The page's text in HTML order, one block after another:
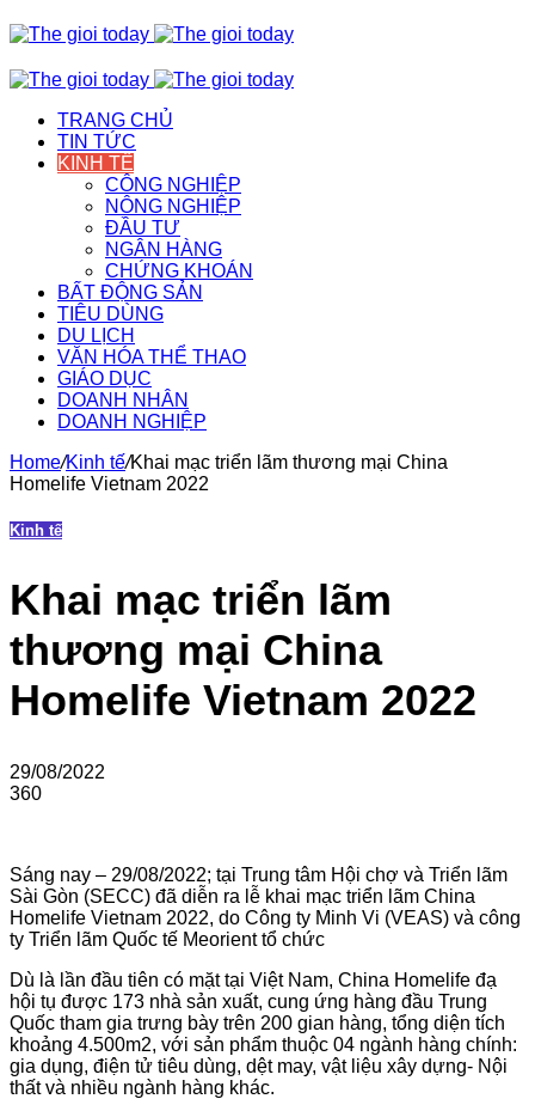
TRANG CHỦ
TIN TỨC
KINH TẾ
CÔNG NGHIỆP
NÔNG NGHIỆP
ĐẦU TƯ
NGÂN HÀNG
CHỨNG KHOÁN
BẤT ĐỘNG SẢN
TIÊU DÙNG
DU LỊCH
VĂN HÓA THỂ THAO
GIÁO DỤC
DOANH NHÂN
DOANH NGHIỆP
Home/Kinh tế/Khai mạc triển lãm thương mại China
Homelife Vietnam 2022
Kinh tế
Khai mạc triển lãm
thương mại China
Homelife Vietnam 2022
29/08/2022
360
Sáng nay – 29/08/2022; tại Trung tâm Hội chợ và Triển lãm
Sài Gòn (SECC) đã diễn ra lễ khai mạc triển lãm China
Homelife Vietnam 2022, do Công ty Minh Vi (VEAS) và công
ty Triển lãm Quốc tế Meorient tổ chức
Dù là lần đầu tiên có mặt tại Việt Nam, China Homelife đạ
hội tụ được 173 nhà sản xuất, cung ứng hàng đầu Trung
Quốc tham gia trưng bày trên 200 gian hàng, tổng diện tích
khoảng 4.500m2, với sản phẩm thuộc 04 ngành hàng chính:
gia dụng, điện tử tiêu dùng, dệt may, vật liệu xây dựng- Nội
thất và nhiều ngành hàng khác.